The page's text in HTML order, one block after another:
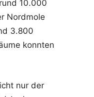
10.000
Nordmole
3.800
konnten
nur der